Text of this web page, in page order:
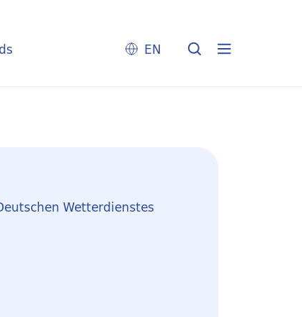
EN
Wetterdienstes